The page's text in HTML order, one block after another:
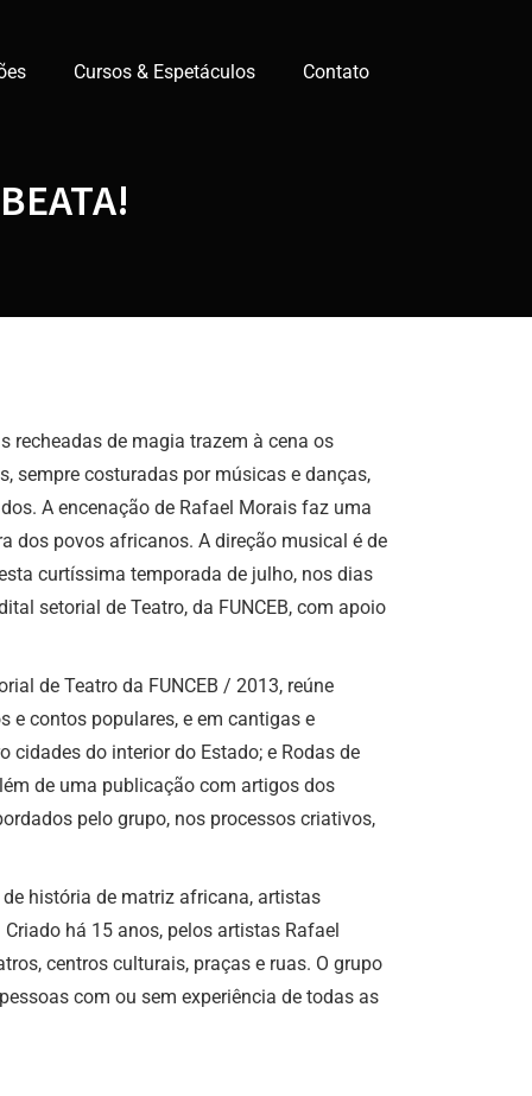
Cursos & Espetáculos Contato
recheadas de magia trazem à cena os
sempre costuradas por músicas e danças,
A encenação de Rafael Morais faz uma
dos povos africanos. A direção musical é de
curtíssima temporada de julho, nos dias
setorial de Teatro, da FUNCEB, com apoio
de Teatro da FUNCEB / 2013, reúne
e contos populares, e em cantigas e
do interior do Estado; e Rodas de
de uma publicação com artigos dos
pelo grupo, nos processos criativos,
história de matriz africana, artistas
há 15 anos, pelos artistas Rafael
centros culturais, praças e ruas. O grupo
com ou sem experiência de todas as